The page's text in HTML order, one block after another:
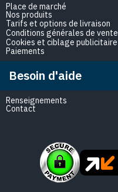
Place de marché
Nos produits
Tarifs et options de livraison
Conditions générales de vente
Cookies et ciblage publicitaire
Paiements
Besoin d'aide
Renseignements
Contact